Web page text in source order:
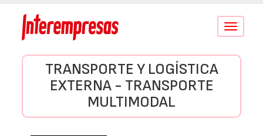
Conmutar
TRANSPORTE Y LOGÍSTICA
EXTERNA - TRANSPORTE
MULTIMODAL